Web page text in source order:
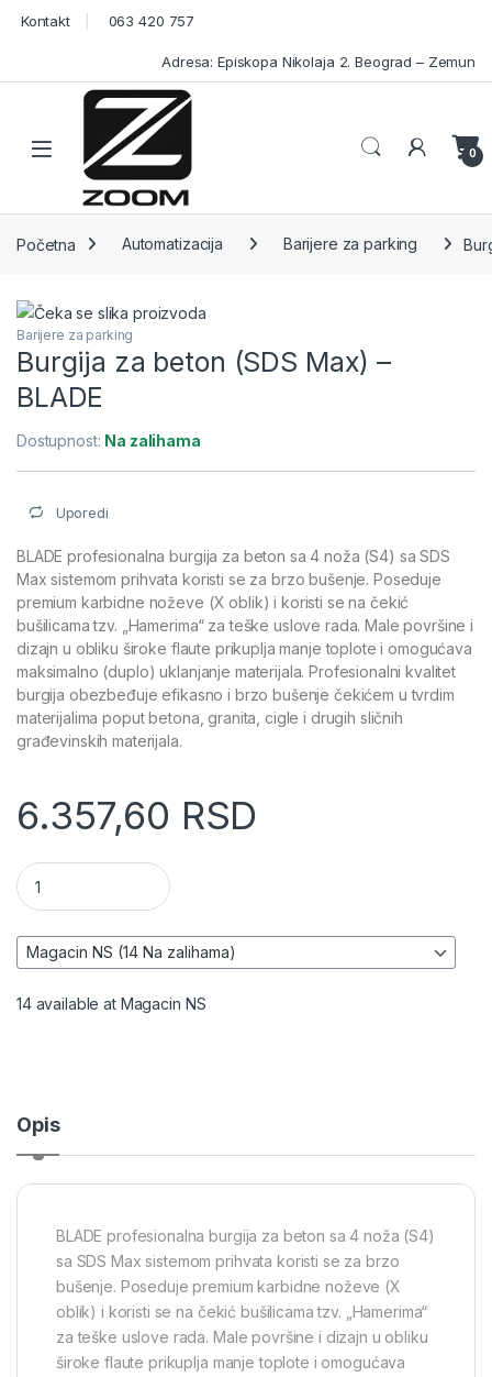
Skip to navigation
Skip to content
Kontakt 063 420 757
Adresa: Episkopa Nikolaja 2. Beograd – Zemun
Open 0
Početna Automatizacija Barijere za parking
Barijere za parking
Burgija za beton (SDS Max) –
BLADE
Dostupnost: Na zalihama
Uporedi
BLADE profesionalna burgija za beton sa 4 noža (S4) sa SDS
Max sistemom prihvata koristi se za brzo bušenje. Poseduje
premium karbidne noževe (X oblik) i koristi se na čekić
bušilicama tzv. „Hamerima“ za teške uslove rada. Male površine i
dizajn u obliku široke flaute prikuplja manje toplote i omogućava
maksimalno (duplo) uklanjanje materijala. Profesionalni kvalitet
burgija obezbeđuje efikasno i brzo bušenje čekićem u tvrdim
materijalima poput betona, granita, cigle i drugih sličnih
građevinskih materijala.
6.357,60 RSD
Burgija za beton (SDS Max) – BLADE količina
14 available at Magacin NS
Opis
BLADE profesionalna burgija za beton sa 4 noža (S4)
sa SDS Max sistemom prihvata koristi se za brzo
bušenje. Poseduje premium karbidne noževe (X
oblik) i koristi se na čekić bušilicama tzv. „Hamerima“
za teške uslove rada. Male površine i dizajn u obliku
široke flaute prikuplja manje toplote i omogućava